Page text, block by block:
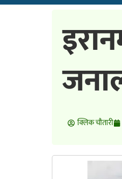
क्लिक चाैतारी